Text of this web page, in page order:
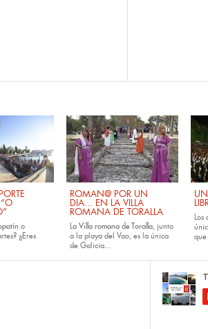
o
¿Eres
ROMAN@ POR UN
DIA... EN LA VILLA
ROMANA DE TORALLA
La Villa romana de Toralla, junto
a la playa del Vao, es la única
de Galicia...
Los
que